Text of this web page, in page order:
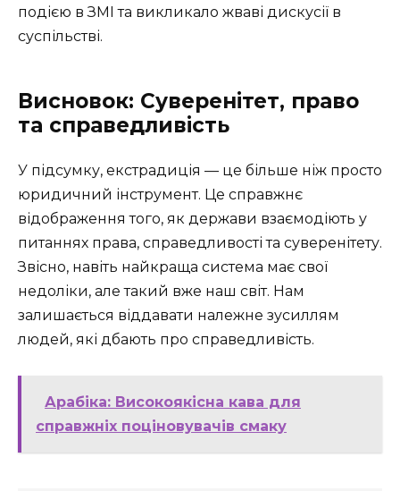
подією в ЗМІ та викликало жваві дискусії в
суспільстві.
Висновок: Суверенітет, право
та справедливість
У підсумку, екстрадиція — це більше ніж просто
юридичний інструмент. Це справжнє
відображення того, як держави взаємодіють у
питаннях права, справедливості та суверенітету.
Звісно, навіть найкраща система має свої
недоліки, але такий вже наш світ. Нам
залишається віддавати належне зусиллям
людей, які дбають про справедливість.
Арабіка: Високоякісна кава для
справжніх поціновувачів смаку